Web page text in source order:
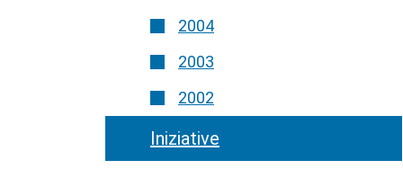
2004
2003
2002
Iniziative